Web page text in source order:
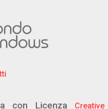
con Licenza
Creative